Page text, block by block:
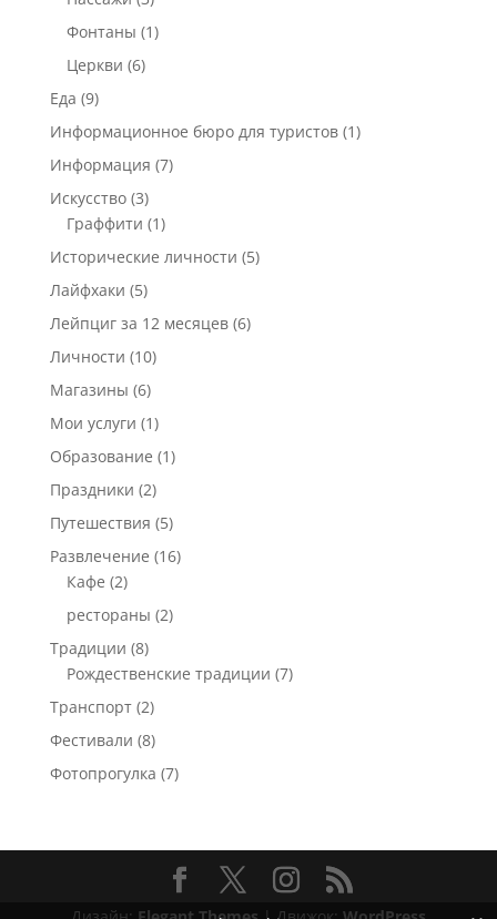
Фонтаны (1)
Церкви (6)
Еда (9)
Информационное бюро для туристов(1)
Информация (7)
Искусство(3)
Граффити (1)
Исторические личности (5)
Лайфхаки (5)
Лейпциг за 12 месяцев(6)
Личности (10)
Магазины (6)
Мои услуги (1)
Образование (1)
Праздники (2)
Путешествия (5)
Развлечение (16)
Кафе (2)
рестораны (2)
Традиции (8)
Рождественские традиции (7)
Транспорт(2)
Фестивали (8)
Фотопрогулка (7)